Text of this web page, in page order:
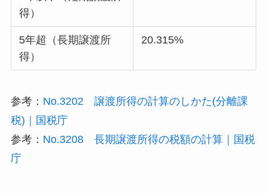
得）
5年超（長期譲渡所
得）
20.315%
参考： No.3202 譲渡所得の計算のしかた(分離課
税)｜国税庁
参考： No.3208 長期譲渡所得の税額の計算｜国税
庁